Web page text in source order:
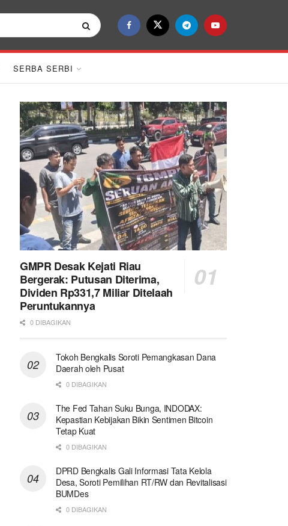
SERBA SERBI
GMPR Desak Kejati Riau
Bergerak: Putusan Diterima,
Dividen Rp331,7 Miliar Ditelaah
Peruntukannya
0 DIBAGIKAN
Tokoh Bengkalis Soroti Pemangkasan Dana
Daerah oleh Pusat
0 DIBAGIKAN
The Fed Tahan Suku Bunga, INDODAX:
Kepastian Kebijakan Bikin Sentimen Bitcoin
Tetap Kuat
0 DIBAGIKAN
DPRD Bengkalis Gali Informasi Tata Kelola
Desa, Soroti Pemilihan RT/RW dan Revitalisasi
BUMDes
0 DIBAGIKAN